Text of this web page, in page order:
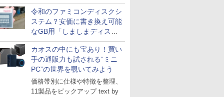
令和のファミコンディスクシ
ステム？安価に書き換え可能
なGB用「しましまディスク
システム」
カオスの中にも宝あり！買い
手の通販力も試される“ミニ
PC”の世界を覗いてみよう
価格帯別に仕様や特徴を整理、
11製品をピックアップ text by